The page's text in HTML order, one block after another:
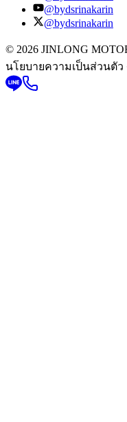
@bydsrinakarin
@bydsrinakarin
© 2026 JINLONG
นโยบายความเป็นส่วนตัว